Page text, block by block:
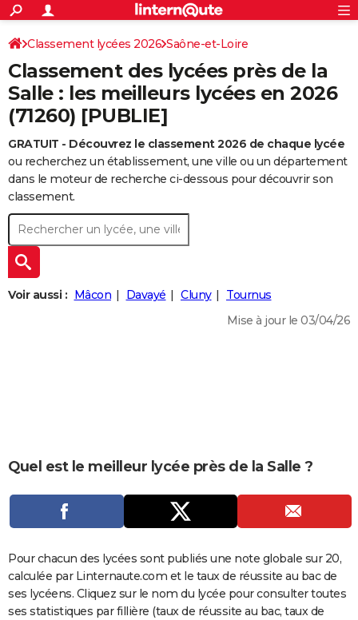
ACTUALITÉS
Politique
Société
Faits Divers
Education
Monde
Villes
+
SPORT
Coupe du monde 2026
Football
Tennis
Cyclisme
Rugby
Forum
CULTURE
Programme TV
TNT
Streaming
Cinéma
Sorties cinéma
Musique
+
FINANCE
Retraite
Impôts
Epargne
Immobilier
Risques naturels par ville
Banque
Assurance
Crédit
AUTO
Essais
Réserver un essai
Citadines
Berlines
SUV
Forum auto
+
HIGH-TECH
BRICOLAGE
Forum
Aménagement intérieur
Extérieur
Cuisine
Salle de bains
Jardinage
Rangement
+WEEK-END
Guides de France
Escapades
Patrimoine
Expositions
Musées
Week-end nature
+
LIFESTYLE
CARTE DE VOEUX
Carte de Noël
Carte Bonne année
Carte Saint-Valentin
Carte Pâques
Carte d'anniversaire
DICTIONNAIRE
COPAINS D'AVANT
S'inscrire
Se connecter
Lycées
Collèges
Primaires
Universités
Entreprises
Service militaire
Avis de recherche
AVIS DE DÉCÈS
S'inscrire
Connexion
Classement lycées 2026 Saône-et-Loire
Classement des lycées près de la
Salle : les meilleurs lycées en 2026
(71260) [PUBLIE]
GRATUIT - Découvrez le classement 2026 de chaque lycée
ou recherchez un établissement, une ville ou un département
dans le moteur de recherche ci-dessous pour découvrir son
classement.
Voir aussi : Mâcon Davayé Cluny
Tournus
Mise à jour le 03/04/26
Quel est le meilleur lycée près de la Salle ?
Pour chacun des lycées sont publiés une note globale sur 20,
calculée par Linternaute.com et le taux de réussite au bac de
ses lycéens. Cliquez sur le nom du lycée pour consulter toutes
ses statistiques par fillière (taux de réussite au bac, taux de